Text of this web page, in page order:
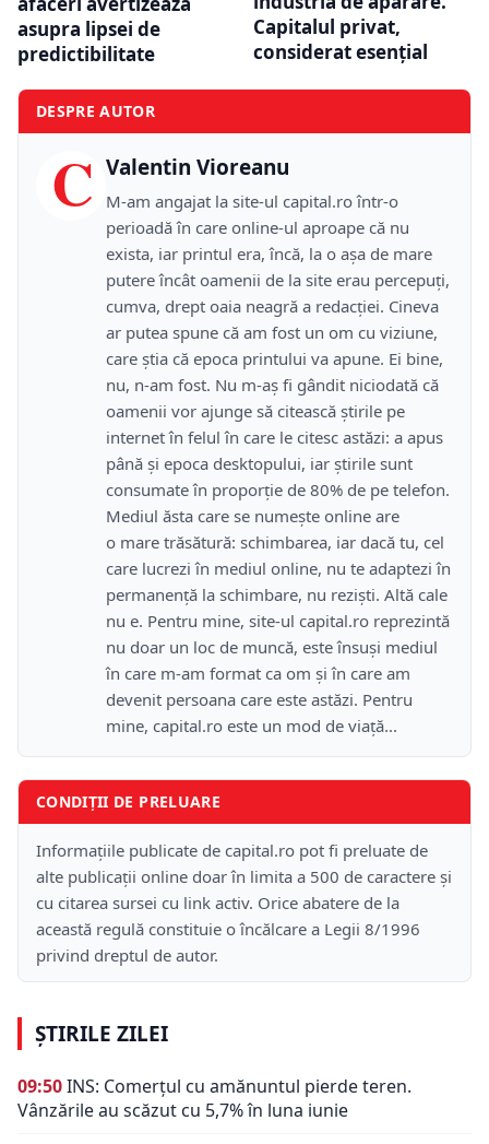
asupra lipsei de
predictibilitate
Capitalul privat,
considerat esențial
DESPRE AUTOR
C Valentin Vioreanu
M-am angajat la site-ul capital.ro într-o
perioadă în care online-ul aproape că nu
exista, iar printul era, încă, la o așa de mare
putere încât oamenii de la site erau percepuți,
cumva, drept oaia neagră a redacției. Cineva
ar putea spune că am fost un om cu viziune,
care știa că epoca printului va apune. Ei bine,
nu, n-am fost. Nu m-aș fi gândit niciodată că
oamenii vor ajunge să citească știrile pe
internet în felul în care le citesc astăzi: a apus
până și epoca desktopului, iar știrile sunt
consumate în proporție de 80% de pe telefon.
Mediul ăsta care se numește online are
o mare trăsătură: schimbarea, iar dacă tu, cel
care lucrezi în mediul online, nu te adaptezi în
permanență la schimbare, nu reziști. Altă cale
nu e. Pentru mine, site-ul capital.ro reprezintă
nu doar un loc de muncă, este însuși mediul
în care m-am format ca om și în care am
devenit persoana care este astăzi. Pentru
mine, capital.ro este un mod de viață...
CONDIȚII DE PRELUARE
Informațiile publicate de capital.ro pot fi preluate de
alte publicații online doar în limita a 500 de caractere și
cu citarea sursei cu link activ. Orice abatere de la
această regulă constituie o încălcare a Legii 8/1996
privind dreptul de autor.
ȘTIRILE ZILEI
09:50INS: Comerțul cu amănuntul pierde teren.
Vânzările au scăzut cu 5,7% în luna iunie